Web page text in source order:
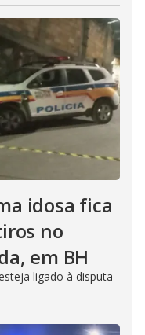
idosa fica
no
em BH
ligado à disputa